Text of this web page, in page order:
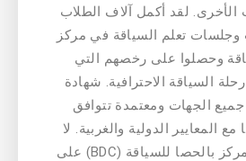
الأخرى. لقد أكمل آلاف الطلاب
وجلسات تعلم السياقة في مركز
وحصلوا على رخصهم التي
السياقة الاحترافية. شهادة
الجهات ومعتمدة تتوافق
المعايير الدولية والغربية. لا
يقتصر تميز مركز بالحصا للسياقة (BDC) على